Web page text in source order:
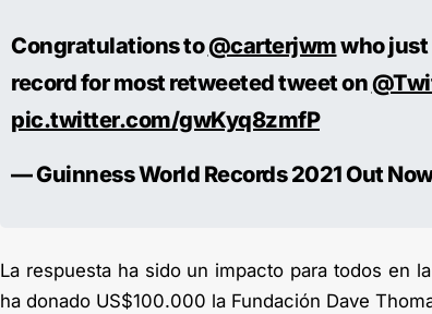
Congratulations to@carterjwmwho just
record for most retweeted tweet on
pic.twitter.com/gwKyq8zmfP
— Guinness World Records 2021 Out
La respuesta ha sido un impacto para todos en
ha donado US$100.000 la Fundación Dave